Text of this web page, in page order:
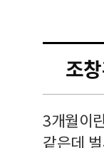
조
3개월이
같은데